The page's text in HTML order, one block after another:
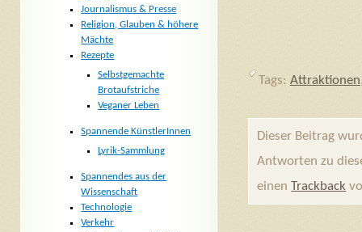
Tags: Attraktionen
Dieser Beitrag
Antworten zu
einenTrackback
Journalismus & Presse
Religion, Glauben & höhere
Mächte
Rezepte
Selbstgemachte
Brotaufstriche
Veganer Leben
Spannende KünstlerInnen
Lyrik-Sammlung
Spannendes aus der
Wissenschaft
Technologie
Verkehr